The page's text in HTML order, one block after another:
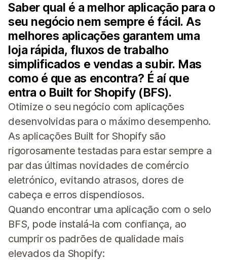
Saber qual é a melhor aplicação para o
seu negócio nem sempre é fácil. As
melhores aplicações garantem uma
loja rápida, fluxos de trabalho
simplificados e vendas a subir. Mas
como é que as encontra? É aí que
entra o Built for Shopify (BFS).
Otimize o seu negócio com aplicações
desenvolvidas para o máximo desempenho.
As aplicações Built for Shopify são
rigorosamente testadas para estar sempre a
par das últimas novidades de comércio
eletrónico, evitando atrasos, dores de
cabeça e erros dispendiosos.
Quando encontrar uma aplicação com o selo
BFS, pode instalá-la com confiança, ao
cumprir os padrões de qualidade mais
elevados da Shopify: